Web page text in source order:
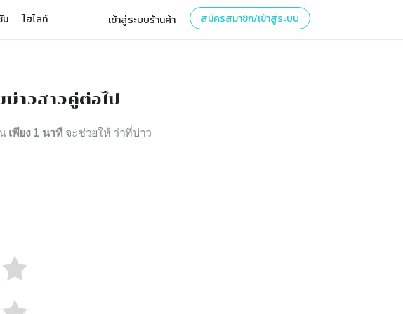
น ไฮไลท์ เข้าสู่ระบบร้านค้า สมัครสมาชิก/เข้าสู่ระบบ
าวสาวคู่ต่อไป
เพียง 1 นาที จะช่วยให้ ว่าที่บ่าว